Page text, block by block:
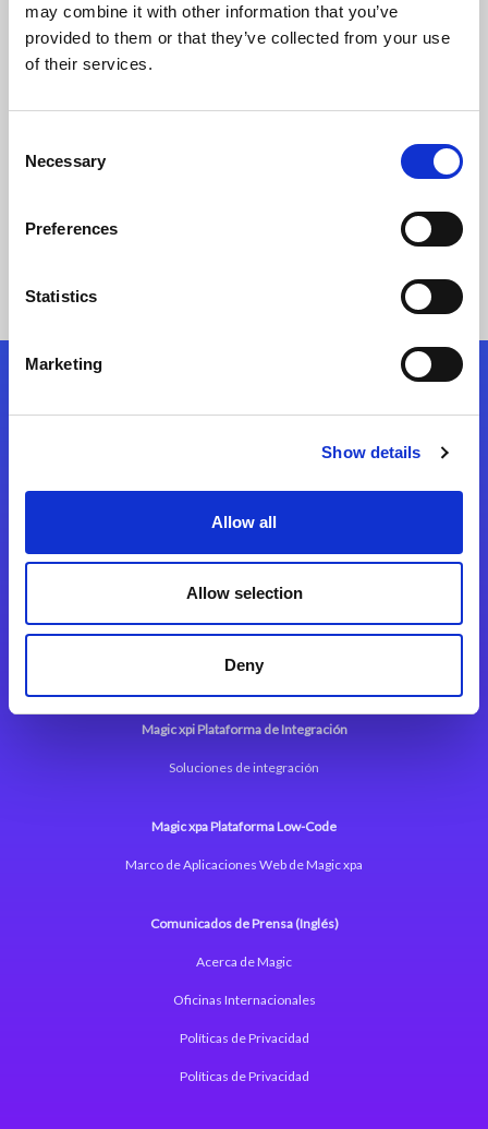
may combine it with other information that you’ve
provided to them or that they’ve collected from your use
of their services.
Selection
Necessary
Preferences
Statistics
Marketing
Show details
Allow all
Allow selection
Deny
Christie Digital afila múltiples procesos de
xpi
today
Contáctenos
Magic xpi Plataforma de Integración
Soluciones de integración
Magic xpa Plataforma Low-Code
Marco de Aplicaciones Web de Magic xpa
Comunicados de Prensa (Inglés)
Acerca de Magic
Oficinas Internacionales
Políticas de Privacidad
Políticas de Privacidad